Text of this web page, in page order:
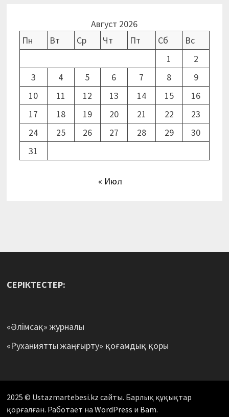
Август 2026
Пн
Вт Ср Чт Пт Сб
Вс
1
2
3
4 5 6 7 8
9
10
11 12 13 14 15
16
17
18 19 20 21 22
23
24
25 26 27 28 29
30
31
« Июл
СЕРІКТЕСТЕР:
«Әлімсақ» журналы
«Руханиятты жаңғырту» қоғамдық қоры
2025 © Ustazmartebesi.kz сайты. Барлық құқықтар
қорғалған. Работает на WordPress и Bam.